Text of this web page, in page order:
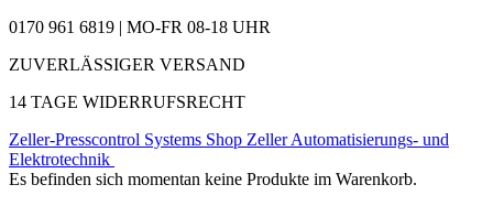
0170 961 6819 | MO-FR 08-18 UHR
ZUVERLÄSSIGER VERSAND
14 TAGE WIDERRUFSRECHT
Zeller-Presscontrol Systems Shop Zeller Automatisierungs- und
Elektrotechnik
Es befinden sich momentan keine Produkte im Warenkorb.